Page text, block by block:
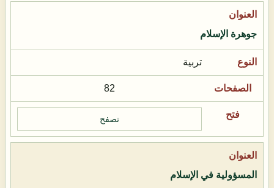
جوهرة الإسلام
تربية
82
تصفح
المسؤولية في الإسلام